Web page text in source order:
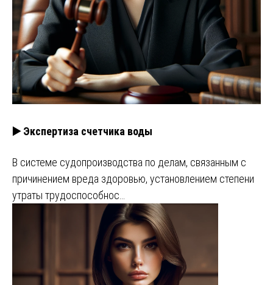
▶️ Экспертиза счетчика воды
В системе судопроизводства по делам, связанным с
причинением вреда здоровью, установлением степени
утраты трудоспособнос…